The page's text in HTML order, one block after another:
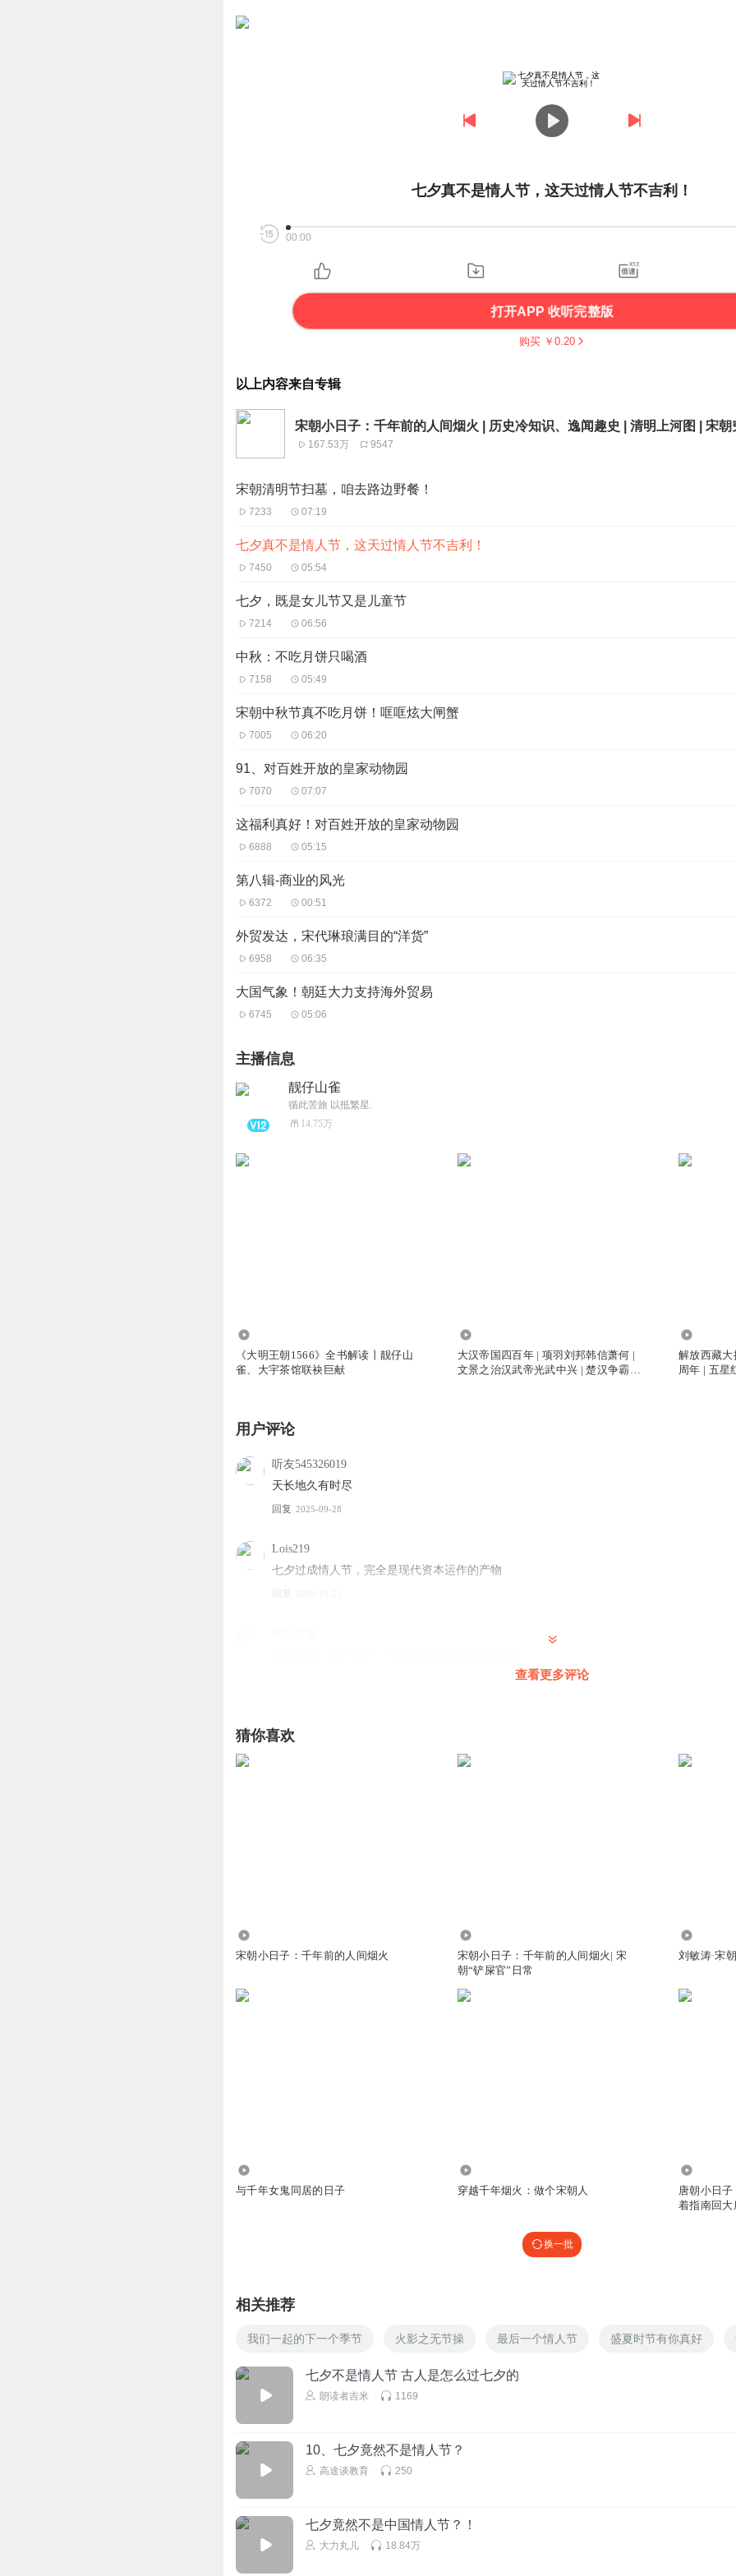
七夕真不是情人节，这天过情人节不吉利！
00:00
打开APP 收听完整版
购买 ￥ 0.20
以上内容来自专辑
宋朝小日子：千年前的人间烟火 | 历史冷知识、逸闻趣史 | 清明上河图 | 宋朝
167.53万 9547
宋朝清明节扫墓，咱去路边野餐！
7233 07:19
七夕真不是情人节，这天过情人节不吉利！
7450 05:54
七夕，既是女儿节又是儿童节
7214 06:56
中秋：不吃月饼只喝酒
7158 05:49
宋朝中秋节真不吃月饼！哐哐炫大闸蟹
7005 06:20
91、对百姓开放的皇家动物园
7070 07:07
这福利真好！对百姓开放的皇家动物园
6888 05:15
第八辑-商业的风光
6372 00:51
外贸发达，宋代琳琅满目的“洋货”
6958 06:35
大国气象！朝廷大力支持海外贸易
6745 05:06
主播信息
靓仔山雀
循此苦旅 以抵繁星.
14.75万
《大明王朝1566》全书解读丨靓仔山
雀、大宇茶馆联袂巨献
大汉帝国四百年 | 项羽刘邦韩信萧何 |
文景之治汉武帝光武中兴 | 楚汉争霸七
解放西藏大
周年 | 五星
用户评论
听友545326019
天长地久有时尽
回复 2025-09-28
Lois219
七夕过成情人节，完全是现代资本运作的产物
回复
查看更多评论
猜你喜欢
宋朝小日子：千年前的人间烟火
宋朝小日子：千年前的人间烟火| 宋
朝“铲屎官”日常
刘敏涛·宋
与千年女鬼同居的日子 穿越千年烟火：做个宋朝人
唐朝小日
着指南回
换一批
相关推荐
我们一起的下一个季节 火影之无节操 最后一个情人节 盛夏时节有你真好
七夕不是情人节 古人是怎么过七夕的
朗读者吉米 1169
10、七夕竟然不是情人节？
高途谈教育 250
七夕竟然不是中国情人节？！
大力丸儿 18.84万